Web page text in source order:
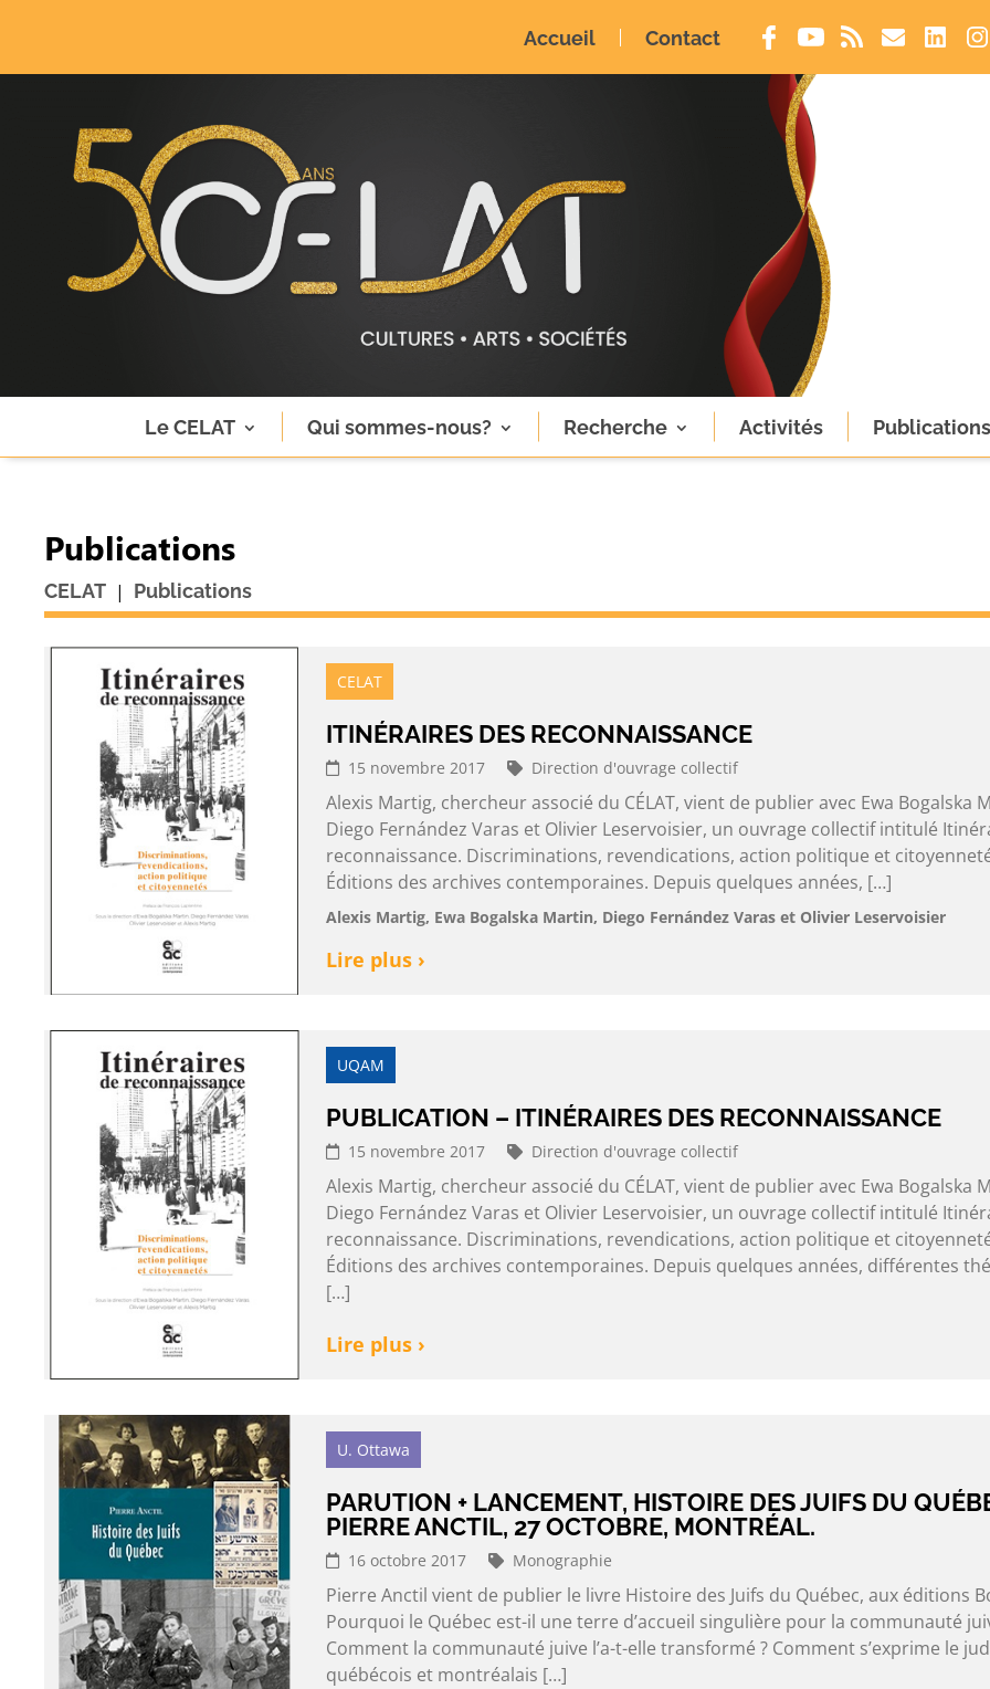
Accueil Contact
Le CELAT Qui sommes-nous? Recherche Activités Publications
Publications
CELAT | Publications
CELAT
ITINÉRAIRES DES RECONNAISSANCE
15 novembre 2017 Direction d'ouvrage collectif
Alexis Martig, chercheur associé du CÉLAT, vient de publier avec Ewa Bogalska
Diego Fernández Varas et Olivier Leservoisier, un ouvrage collectif intitulé
reconnaissance. Discriminations, revendications, action politique et
Éditions des archives contemporaines. Depuis quelques années, […]
Alexis Martig, Ewa Bogalska Martin, Diego Fernández Varas et Olivier Leservoisier
Lire plus ›
UQAM
PUBLICATION – ITINÉRAIRES DES RECONNAISSANCE
15 novembre 2017 Direction d'ouvrage collectif
Alexis Martig, chercheur associé du CÉLAT, vient de publier avec Ewa Bogalska
Diego Fernández Varas et Olivier Leservoisier, un ouvrage collectif intitulé
reconnaissance. Discriminations, revendications, action politique et
Éditions des archives contemporaines. Depuis quelques années, différentes
[…]
Lire plus ›
U. Ottawa
PARUTION + LANCEMENT, HISTOIRE DES JUIFS DU
PIERRE ANCTIL, 27 OCTOBRE, MONTRÉAL.
16 octobre 2017 Monographie
Pierre Anctil vient de publier le livre Histoire des Juifs du Québec, aux éditions
Pourquoi le Québec est-il une terre d’accueil singulière pour la communauté
Comment la communauté juive l’a-t-elle transformé ? Comment s’exprime le
québécois et montréalais […]